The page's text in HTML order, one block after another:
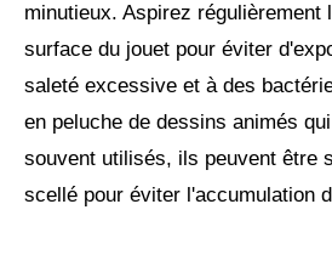
minutieux. Aspirez régulièrement
surface du jouet pour éviter
saleté excessive et à des
en peluche de dessins animés
souvent utilisés, ils peuvent être
scellé pour éviter l'accumulation